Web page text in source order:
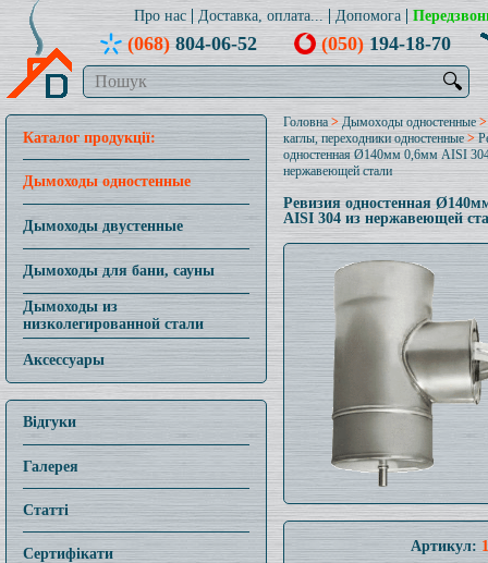
Про нас Доставка, оплата... Допомога
(068)804-06-52 (050)194-18-70
🔍
Каталог продукції:
Дымоходы одностенные
Дымоходы двустенные
Дымоходы для бани, сауны
Дымоходы из
низколегированной стали
Аксессуары
Відгуки
Галерея
Статті
Сертифікати
Головна > Дымоходы одностенные
каглы, переходники одностенные>
одностенная Ø140мм 0,6мм AISI
нержавеющей стали
Ревизия одностенная
AISI 304 из нержавеющей
Артикул: